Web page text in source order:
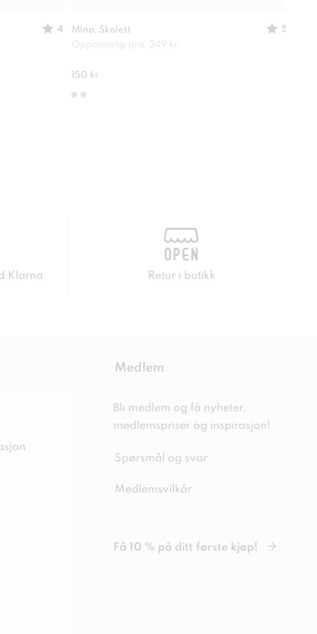
4
Mino, Skolett
5
Opprinnelig pris: 349 kr
150 kr
Klarna Retur i butikk
Medlem
Bli medlem og få nyheter,
medlemspriser og inspirasjon!
Spørsmål og svar
Medlemsvilkår
Få 10 % på ditt første kjøp!